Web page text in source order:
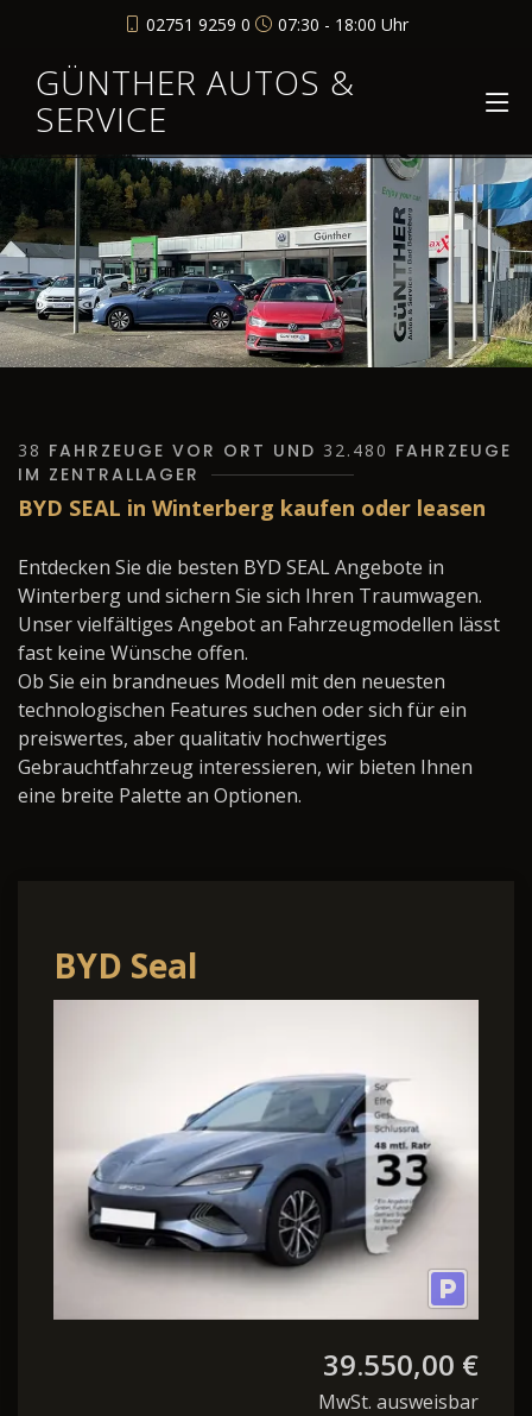
02751 9259 0 07:30 - 18:00 Uhr
GÜNTHER AUTOS &
SERVICE
38 FAHRZEUGE VOR ORT UND 32.480 FAHRZEUGE
IM ZENTRALLAGER
BYD SEAL in Winterberg kaufen oder leasen
Entdecken Sie die besten BYD SEAL Angebote in
Winterberg und sichern Sie sich Ihren Traumwagen.
Unser vielfältiges Angebot an Fahrzeugmodellen lässt
fast keine Wünsche offen.
Ob Sie ein brandneues Modell mit den neuesten
technologischen Features suchen oder sich für ein
preiswertes, aber qualitativ hochwertiges
Gebrauchtfahrzeug interessieren, wir bieten Ihnen
eine breite Palette an Optionen.
BYD Seal
Comfort*Panodach
360°Ka Sitzbelüft
Dynaudio
39.550,00 €
MwSt. ausweisbar